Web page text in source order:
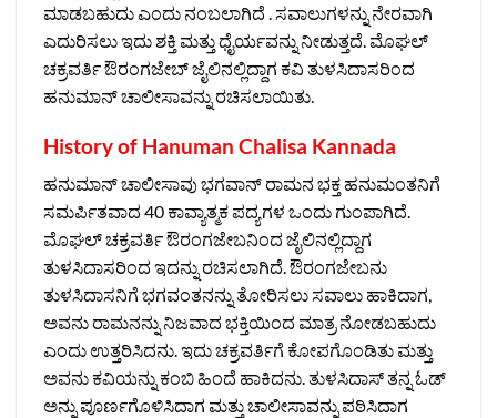
ಮಾಡಬಹುದು ಎಂದು ನಂಬಲಾಗಿದೆ . ಸವಾಲುಗಳನ್ನು ನೇರವಾಗಿ
ಎದುರಿಸಲು ಇದು ಶಕ್ತಿ ಮತ್ತು ಧೈರ್ಯವನ್ನು ನೀಡುತ್ತದೆ. ಮೊಘಲ್
ಚಕ್ರವರ್ತಿ ಔರಂಗಜೇಬ್ ಜೈಲಿನಲ್ಲಿದ್ದಾಗ ಕವಿ ತುಳಸಿದಾಸರಿಂದ
ಹನುಮಾನ್ ಚಾಲೀಸಾವನ್ನು ರಚಿಸಲಾಯಿತು.
History of Hanuman Chalisa Kannada
ಹನುಮಾನ್ ಚಾಲೀಸಾವು ಭಗವಾನ್ ರಾಮನ ಭಕ್ತ ಹನುಮಂತನಿಗೆ
ಸಮರ್ಪಿತವಾದ 40 ಕಾವ್ಯಾತ್ಮಕ ಪದ್ಯಗಳ ಒಂದು ಗುಂಪಾಗಿದೆ.
ಮೊಘಲ್ ಚಕ್ರವರ್ತಿ ಔರಂಗಜೇಬನಿಂದ ಜೈಲಿನಲ್ಲಿದ್ದಾಗ
ತುಳಸಿದಾಸರಿಂದ ಇದನ್ನು ರಚಿಸಲಾಗಿದೆ. ಔರಂಗಜೇಬನು
ತುಳಸಿದಾಸನಿಗೆ ಭಗವಂತನನ್ನು ತೋರಿಸಲು ಸವಾಲು ಹಾಕಿದಾಗ,
ಅವನು ರಾಮನನ್ನು ನಿಜವಾದ ಭಕ್ತಿಯಿಂದ ಮಾತ್ರ ನೋಡಬಹುದು
ಎಂದು ಉತ್ತರಿಸಿದನು. ಇದು ಚಕ್ರವರ್ತಿಗೆ ಕೋಪಗೊಂಡಿತು ಮತ್ತು
ಅವನು ಕವಿಯನ್ನು ಕಂಬಿ ಹಿಂದೆ ಹಾಕಿದನು. ತುಳಸಿದಾಸ್ ತನ್ನ ಓಡ್
ಅನ್ನು ಪೂರ್ಣಗೊಳಿಸಿದಾಗ ಮತ್ತು ಚಾಲೀಸಾವನ್ನು ಪಠಿಸಿದಾಗ